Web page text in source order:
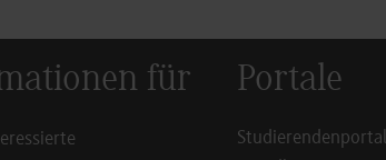
für Portale